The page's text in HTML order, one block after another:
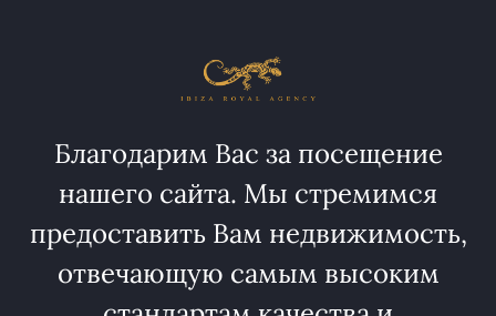
Благодарим Вас за посещение
нашего сайта. Мы стремимся
предоставить Вам недвижимость,
отвечающую самым высоким